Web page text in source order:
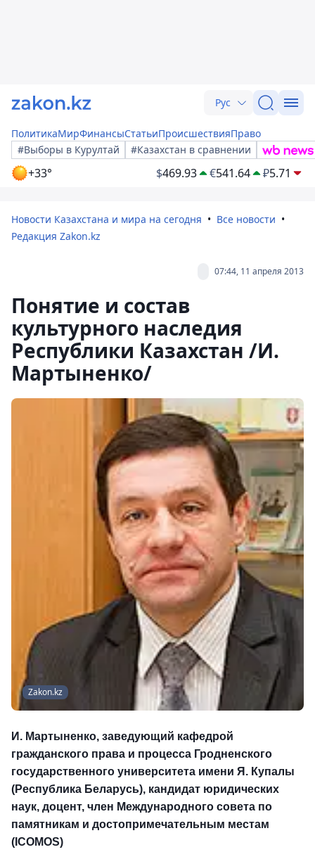
Рус
ПолитикаМирФинансыСтатьиПроисшествияПраво
#Выборы в Курултай
#Казахстан в сравнении
+33° $469.93 €541.64 ₽5.71
Новости Казахстана и мира на сегодня
Все новости
Редакция Zakon.kz
07:44, 11 апреля 2013
Понятие и состав
культурного наследия
Республики Казахстан /И.
Мартыненко/
Zakon.kz
И. Мартыненко, заведующий кафедрой
гражданского права и процесса Гродненского
государственного университета имени Я. Купалы
(Республика Беларусь), кандидат юридических
наук, доцент, член Международного совета по
памятникам и достопримечательным местам
(ICOMOS)